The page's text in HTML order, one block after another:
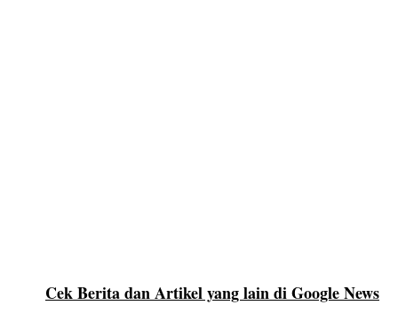
Cek Berita dan Artikel yang lain di Google News